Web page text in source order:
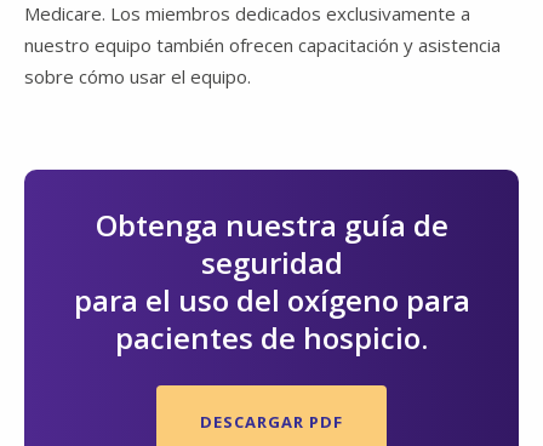
Medicare. Los miembros dedicados exclusivamente a
nuestro equipo también ofrecen capacitación y asistencia
sobre cómo usar el equipo.
Obtenga nuestra guía de
seguridad
para el uso del oxígeno para
pacientes de hospicio.
DESCARGAR PDF